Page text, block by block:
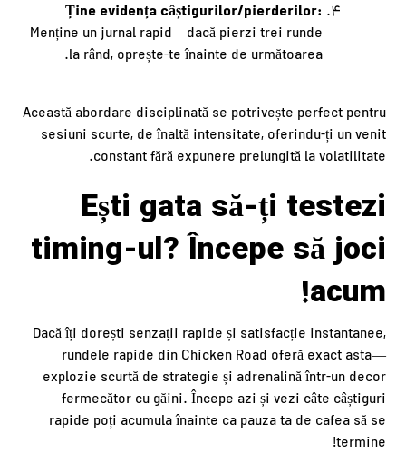
Ține evidența câștigurilor/pierderilor:
Menține un jurnal rapid—dacă pierzi trei runde
la rând, oprește-te înainte de următoarea.
Această abordare disciplinată se potrivește perfect pentru
sesiuni scurte, de înaltă intensitate, oferindu-ți un venit
constant fără expunere prelungită la volatilitate.
Ești gata să-ți testezi
timing-ul? Începe să joci
acum!
Dacă îți dorești senzații rapide și satisfacție instantanee,
rundele rapide din Chicken Road oferă exact asta—
explozie scurtă de strategie și adrenalină într-un decor
fermecător cu găini. Începe azi și vezi câte câștiguri
rapide poți acumula înainte ca pauza ta de cafea să se
termine!